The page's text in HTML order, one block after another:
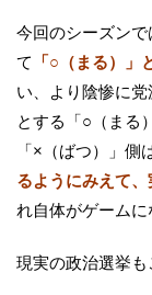
今回のシーズン
て
「○（まる）」
い、より陰惨に
とする「○（まる
「×（ばつ）」側
るようにみえて
れ自体がゲームに
現実の政治選挙